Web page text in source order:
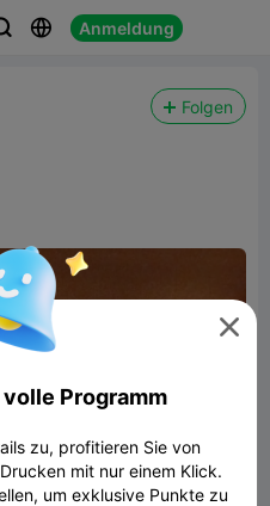
 Anmeldung
Folgen

Programm
zu, profitieren Sie von
mit nur einem Klick.
um exklusive Punkte zu